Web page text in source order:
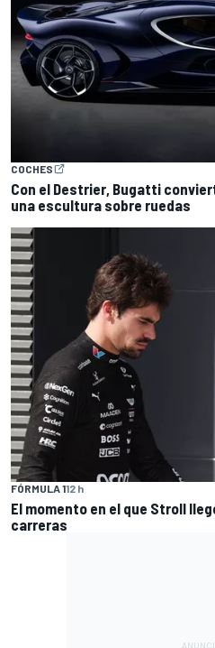
COCHES
Con el Destrier, Bugatti
una escultura sobre ruedas
FÓRMULA 112 h
El momento en el que Stroll
carreras